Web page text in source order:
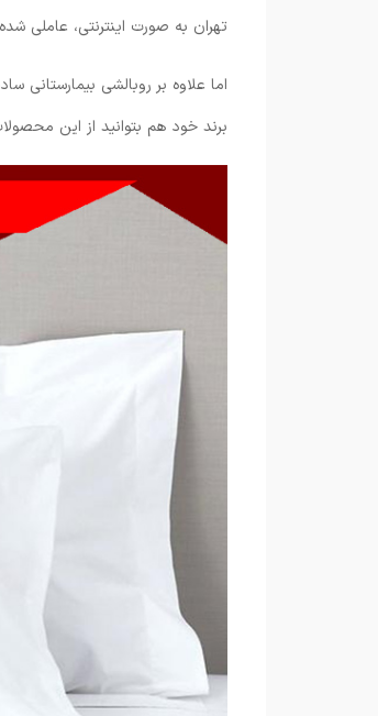
تهران به صورت اینترنتی، عاملی
اما علاوه بر روبالشی
برند خود هم بتوانید از این